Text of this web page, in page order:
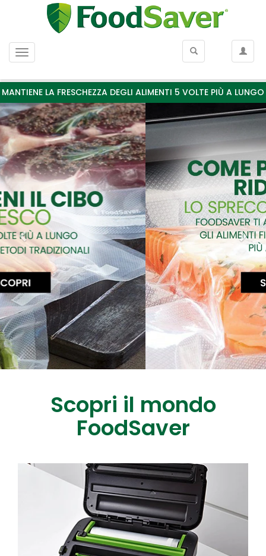
Menu
MANTIENE LA FRESCHEZZA DEGLI ALIMENTI 5 VOLTE PIÙ A LUNGO
Previous
Scopri il mondo
FoodSaver